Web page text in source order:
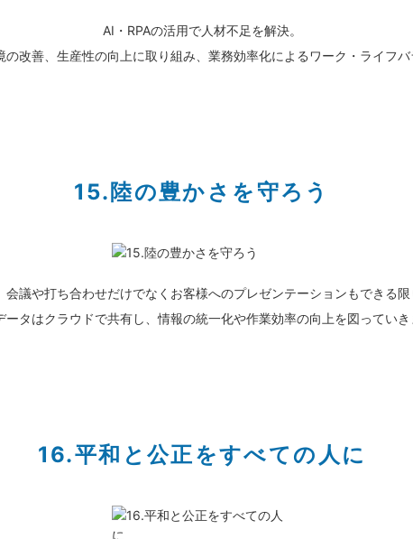
AI・RPAの活用で人材不足を解決。
改善、生産性の向上に取り組み、業務効率化によるワーク・ライフバ
15.陸の豊かさを守ろう
議や打ち合わせだけでなくお客様へのプレゼンテーションもできる限
ータはクラウドで共有し、情報の統一化や作業効率の向上を図っていき
16.平和と公正をすべての人に